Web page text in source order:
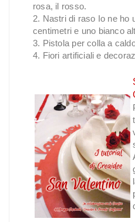
rosa, il rosso.
2. Nastri di raso Io ne ho
centimetri e uno bianco
3. Pistola per colla a
4. Fiori artificiali e